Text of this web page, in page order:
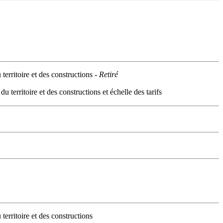
et des constructions - Retiré
territoire et des constructions et échelle des tarifs
et des constructions